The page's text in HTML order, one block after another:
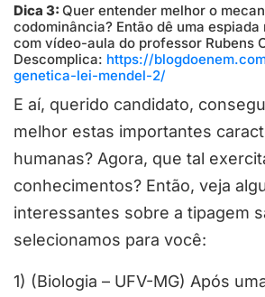
Dica 3: Quer entender melhor o
codominância? Então dê uma
com vídeo-aula do professor Rubens
Descomplica: https://
genetica-lei-mendel-2/
E aí, querido candidato,
melhor estas importantes
humanas? Agora, que tal
conhecimentos? Então, veja
interessantes sobre a tipagem
selecionamos para você:
1) (Biologia – UFV-MG) Após